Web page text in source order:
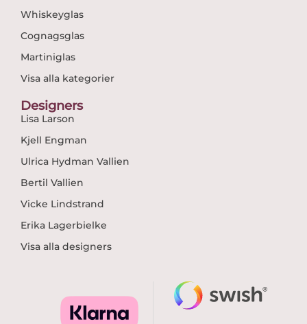
Whiskeyglas
Cognagsglas
Martiniglas
Visa alla kategorier
Designers
Lisa Larson
Kjell Engman
Ulrica Hydman Vallien
Bertil Vallien
Vicke Lindstrand
Erika Lagerbielke
Visa alla designers